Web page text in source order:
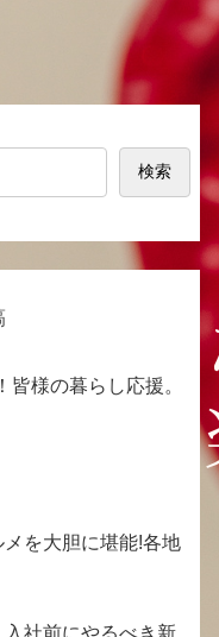
検索
皆様の暮らし応援。
メを大胆に堪能!各地